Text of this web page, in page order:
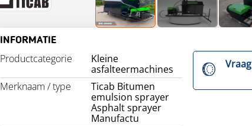
INFORMATIE
Productcategorie
Kleine
asfalteermachines
Merknaam / type
Ticab Bitumen
emulsion sprayer
Asphalt sprayer
Manufactu